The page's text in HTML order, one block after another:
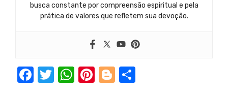
busca constante por compreensão espiritual e pela
prática de valores que refletem sua devoção.
F
T
W Pi Bl